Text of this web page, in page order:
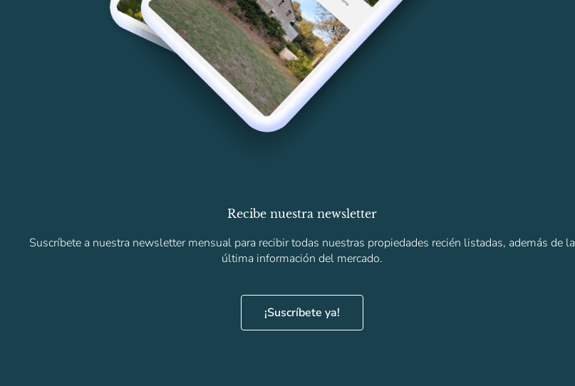
Recibe nuestra newsletter
Suscríbete a nuestra newsletter mensual para recibir todas nuestras propiedades recién listadas, además de la
última información del mercado.
¡Suscríbete ya!